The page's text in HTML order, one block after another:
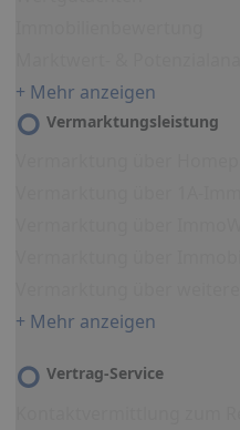
+ Mehr anzeigen
Vermarktungsleistung
+ Mehr anzeigen
Vertrag-Service